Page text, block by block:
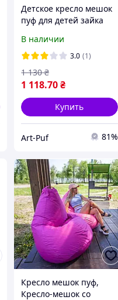
Детское кресло мешок
пуф для детей зайка
В наличии
3.0 (1)
1 118.70₴
1 130 ₴
Купить
Art-Puf 81%
Кресло мешок пуф,
Кресло-мешок со